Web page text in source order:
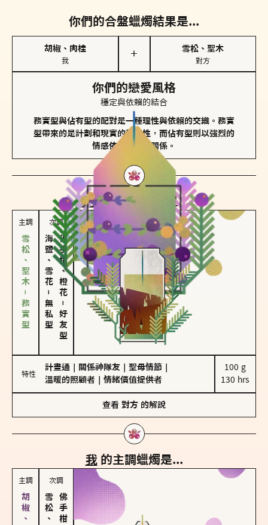
你們的合盤蠟燭結果是...
胡椒、肉桂
我
＋
雪松、聖木
對方
你們的戀愛風格
穩定與依賴的結合
務實型與佔有型的配對是一種理性與依賴的交織。務實
型帶來的是計劃和現實的穩定性，而佔有型則以強烈的
情感依賴來維護關係。
對方的主調蠟燭是...
主調
雪松、聖木－務實型
次調
海鹽、雪花
－
無私型
佛手柑、橙花
－
好友型
特性
計畫通 關係神隊友 聖母情節
溫暖的照顧者
情緒價值提供者
100 g
130 hrs
查看 對方 的解說
我 的主調蠟燭是...
主調 次調